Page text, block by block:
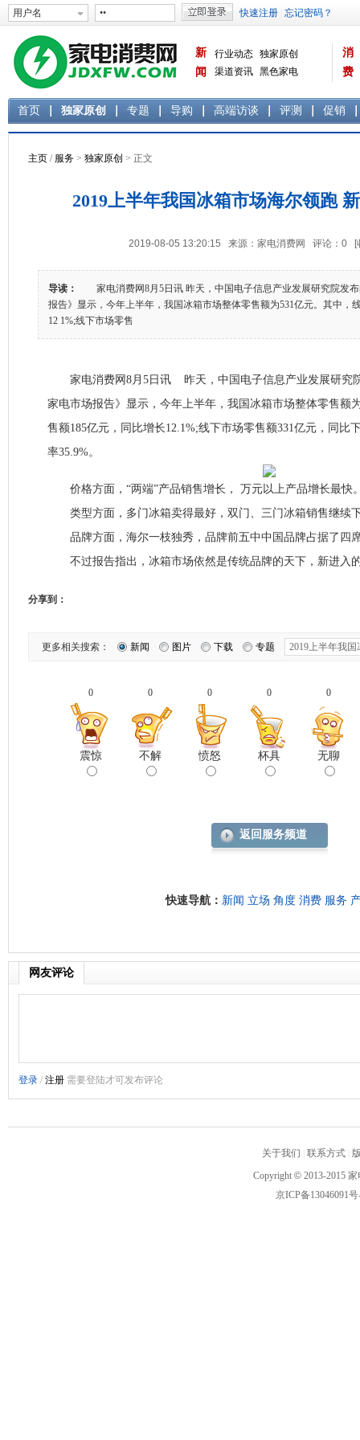
新
闻
行业动态 独家原创
渠道资讯 黑色家电
消
费
首页 独家原创 专题 导购 高端访谈 评测 促销
主页 / 服务 > 独家原创 > 正文
2019上半年我国冰箱市场海尔领跑
2019-08-05 13:20:15 来源：家电消费网 评论： 0 [
导读：
家电消费网8月5日讯 昨天，中国电子信息产业发展研究院发布
报告》显示，今年上半年，我国冰箱市场整体零售额为531亿元。其中，
12 1%;线下市场零售
家电消费网8月5日讯 昨天，中国电子信息产业发展研究院
家电市场报告》显示，今年上半年，我国冰箱市场整体零售额
售额185亿元，同比增长12.1%;线下市场零售额331亿元，同比
率35.9%。
价格方面，“两端”产品销售增长， 万元以上产品增长最快
类型方面，多门冰箱卖得最好，双门、三门冰箱销售继续
品牌方面，海尔一枝独秀，品牌前五中中国品牌占据了四
不过报告指出，冰箱市场依然是传统品牌的天下，新进入
分享到：
更多相关搜索： 新闻 图片 下载 专题
0
震惊
0
不解
0
愤怒
0
杯具
0
无聊
返回服务频道
快速导航： 新闻 立场 角度 消费 服务
网友评论
关于我们 联系方式
Copyright © 2013-2015
京ICP备13046091号